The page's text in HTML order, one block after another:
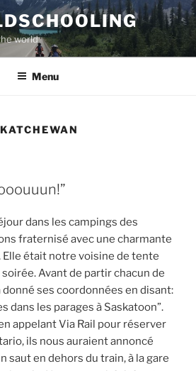
world
Menu
dans les campings des
fraternisé avec une charmante
Elle était notre voisine de tente
Avant de partir chacun de
donné ses coordonnées en disant:
dans les parages à Saskatoon”.
appelant Via Rail pour réserver
ils nous auraient annoncé
saut en dehors du train, à la gare